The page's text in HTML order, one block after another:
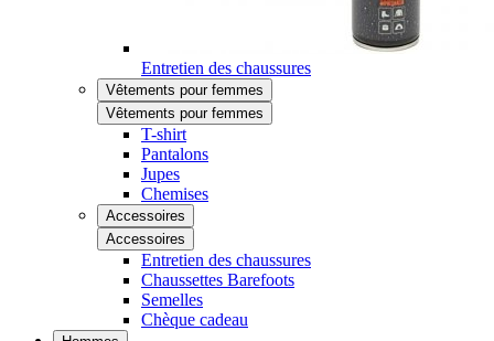
Entretien des chaussures
Vêtements pour femmes
Vêtements pour femmes
T-shirt
Pantalons
Jupes
Chemises
Accessoires
Accessoires
Entretien des chaussures
Chaussettes Barefoots
Semelles
Chèque cadeau